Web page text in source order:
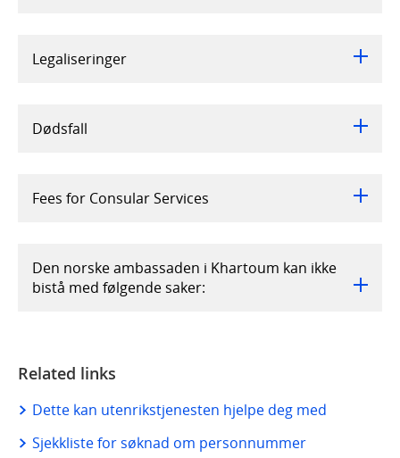
Legaliseringer
Dødsfall
Fees for Consular Services
Den norske ambassaden i Khartoum kan ikke
bistå med følgende saker:
Related links
Dette kan utenrikstjenesten hjelpe deg med
Sjekkliste for søknad om personnummer